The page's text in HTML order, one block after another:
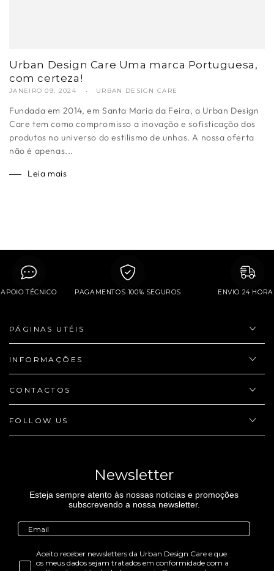
Urban Design Care Uma marca Portuguesa,
com certeza!
JANEIRO 09, 2024 URBAN DESIGN CARE
Fundada em 2014, em Santa Maria da Feira, a Urban Design
Care tem como compromisso a inovação e sofisticação dos
produtos no universo do estilismo de unhas. A nossa oferta
não é apenas...
Leia mais
APOIO TÉCNICO PAGAMENTOS 100% SEGUROS ENVIO
PÁGINAS UTÉIS
INFORMAÇÕES
CONTACTOS
FOLLOW US
Newsletter
Esteja sempre atento às nossas noticias e promoções
subscrevendo a nossa newsletter.
Aceito receber newsletters da Urban Design Care e que
os meus dados sejam tratados em conformidade com a